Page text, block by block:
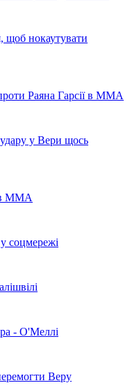
щоб нокаутувати
Раяна Гарсії в ММА
у Вери щось
в ММА
соцмережі
- О'Меллі
Веру